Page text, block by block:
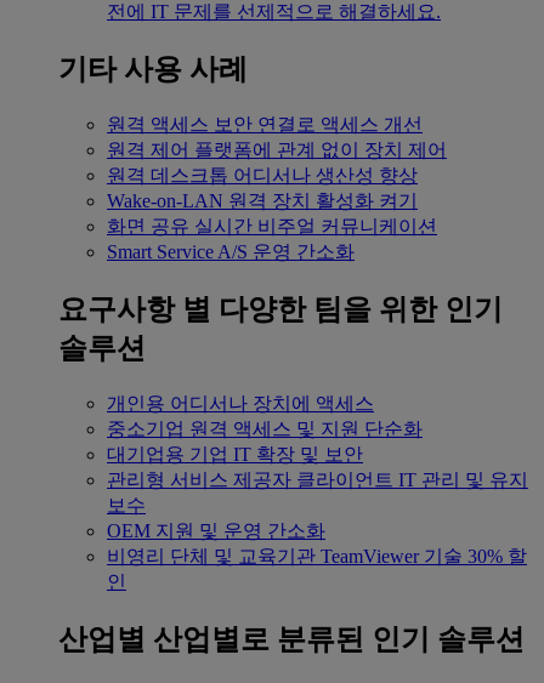
전에 IT 문제를 선제적으로 해결하세요.
기타 사용 사례
원격 액세스 보안 연결로 액세스 개선
원격 제어 플랫폼에 관계 없이 장치 제어
원격 데스크톱 어디서나 생산성 향상
Wake-on-LAN 원격 장치 활성화 켜기
화면 공유 실시간 비주얼 커뮤니케이션
Smart Service A/S 운영 간소화
요구사항 별 다양한 팀을 위한 인기
솔루션
개인용 어디서나 장치에 액세스
중소기업 원격 액세스 및 지원 단순화
대기업용 기업 IT 확장 및 보안
관리형 서비스 제공자 클라이언트 IT 관리 및 유지
보수
OEM 지원 및 운영 간소화
비영리 단체 및 교육기관 TeamViewer 기술 30% 할
인
산업별 산업별로 분류된 인기 솔루션